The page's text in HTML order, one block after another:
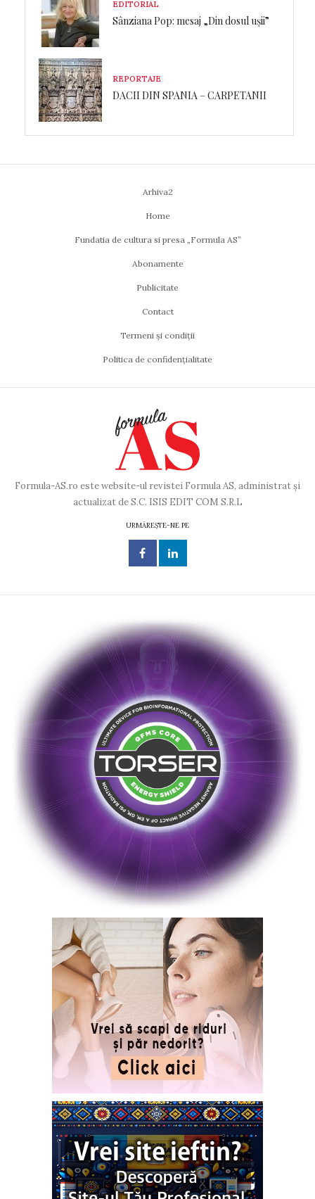
EDITORIAL
Sânziana Pop: mesaj „Din dosul ușii”
REPORTAJE
DACII DIN SPANIA – CARPETANII
Arhiva2
Home
Fundatia de cultura si presa „Formula AS”
Abonamente
Publicitate
Contact
Termeni și condiții
Politica de confidențialitate
Formula-AS.ro este website-ul revistei Formula AS, administrat și
actualizat de S.C. ISIS EDIT COM S.R.L
URMĂREȘTE-NE PE